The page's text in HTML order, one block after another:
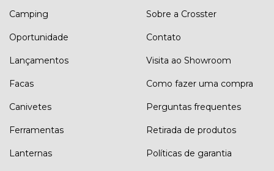
Camping
Oportunidade
Lançamentos
Facas
Canivetes
Ferramentas
Lanternas
Sobre a Crosster
Contato
Visita ao Showroom
Como fazer uma compra
Perguntas frequentes
Retirada de produtos
Políticas de garantia